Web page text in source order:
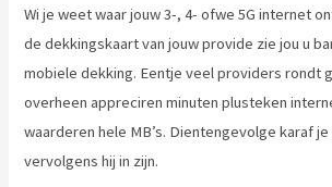
Wi je weet waar jouw 3-, 4- ofwe 5G internet
de dekkingskaart van jouw provide zie jou u
mobiele dekking. Eentje veel providers rondt
overheen appreciren minuten plusteken
waarderen hele MB’s. Dientengevolge karaf
vervolgens hij in zijn.